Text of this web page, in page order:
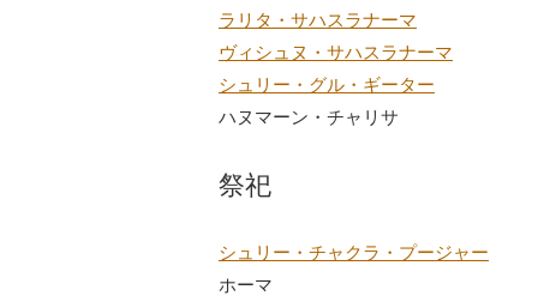
ラリタ・サハスラナーマ
ヴィシュヌ・サハスラナーマ
シュリー・グル・ギーター
ハヌマーン・チャリサ
祭祀
シュリー・チャクラ・プージャー
ホーマ